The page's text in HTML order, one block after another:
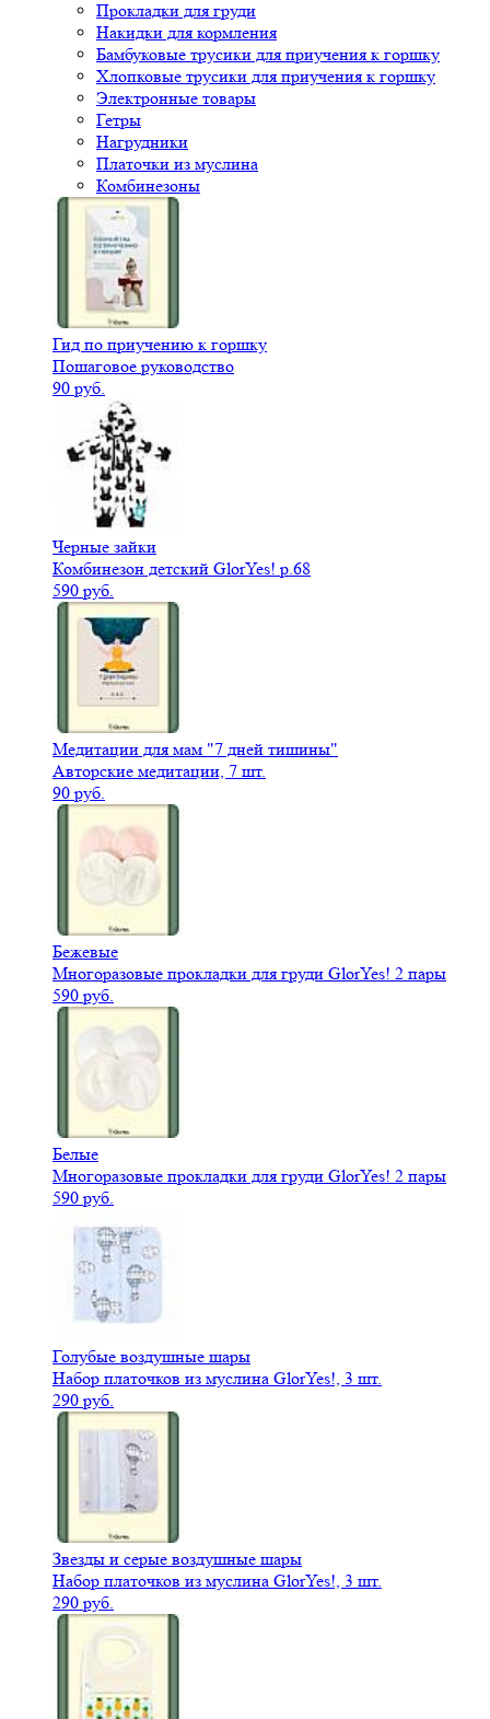
Прокладки для груди
Накидки для кормления
Бамбуковые трусики для приучения к горшку
Хлопковые трусики для приучения к горшку
Электронные товары
Гетры
Нагрудники
Платочки из муслина
Комбинезоны
Гид по приучению к горшку
Пошаговое руководство
90 руб.
Черные зайки
Комбинезон детский GlorYes! р.68
590 руб.
Медитации для мам "7 дней тишины"
Авторские медитации, 7 шт.
90 руб.
Бежевые
Многоразовые прокладки для груди GlorYes! 2 пары
590 руб.
Белые
Многоразовые прокладки для груди GlorYes! 2 пары
590 руб.
Голубые воздушные шары
Набор платочков из муслина GlorYes!, 3 шт.
290 руб.
Звезды и серые воздушные шары
Набор платочков из муслина GlorYes!, 3 шт.
290 руб.